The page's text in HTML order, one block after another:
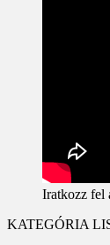
Iratkozz fel
KATEGÓRIA